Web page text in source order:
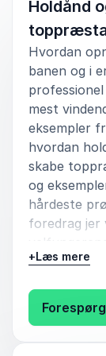
5ud af5
Lasse
til ham.
kunne få
og
5ud af5
Foredraget
Vores
Holdånd
Hvordan
banen og i
mest
eksempler
hvordan
skabe
og
hårdeste
foredrag
sikre, at
Book
foredrag,
+Læs mere
Forespørg